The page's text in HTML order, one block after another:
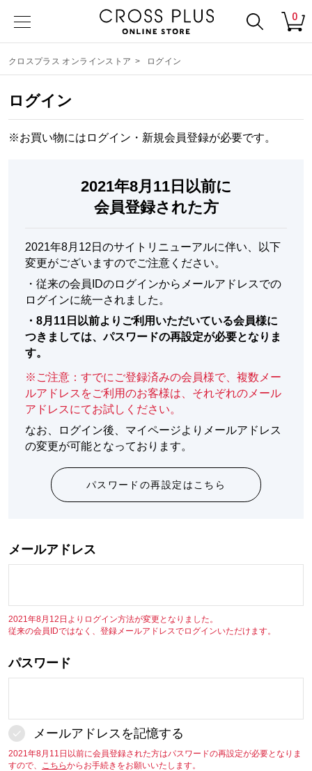
0
クロスプラス オンラインストア > ログイン
ログイン
※お買い物にはログイン・ 新規会員登録が必要です。
2021年8月11日以前に
会員登録された方
2021年8月12日のサイトリニューアルに伴い、以下
変更がございますのでご注意ください。
・ 従来の会員IDのログインからメールアドレスでの
ログインに統一されました。
・ 8月11日以前よりご利用いただいている会員様に
つきましては、パスワードの再設定が必要となりま
す。
※ご注意：すでにご登録済みの会員様で、複数メー
ルアドレスをご利用のお客様は、それぞれのメール
アドレスにてお試しください。
なお、ログイン後、マイページよりメールアドレス
の変更が可能となっております。
パスワードの再設定はこちら
メールアドレス
2021年8月12日よりログイン方法が変更となりました。
従来の会員IDではなく、登録メールアドレスでログインいただけます。
パスワード
メールアドレスを記憶する
2021年8月11日以前に会員登録された方はパスワードの再設定が必要となりま
すので、
こちらからお手続きをお願いいたします。